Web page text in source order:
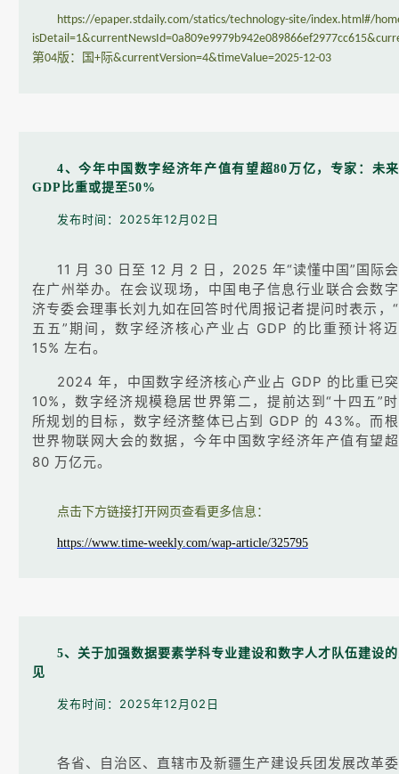
https://epaper.stdaily.com/statics/technology-site/index.html#/
第04版：国+际&currentVersion=4&timeValue=2025-12-03
4、今年中国数字经济年产值有望超80万亿，专家：未
GDP比重或提至50%
发布时间：2025年12月02日
11 月 30 日至 12 月 2 日，2025 年“读懂中国”国际
在广州举办。在会议现场，中国电子信息行业联合会数
济专委会理事长刘九如在回答时代周报记者提问时表示，
五五”期间，数字经济核心产业占 GDP 的比重预计将
15% 左右。
2024 年，中国数字经济核心产业占 GDP 的比重已
10%，数字经济规模稳居世界第二，提前达到“十四五”
所规划的目标，数字经济整体已占到 GDP 的 43%。而
世界物联网大会的数据，今年中国数字经济年产值有望
80 万亿元。
点击下方链接打开网页查看更多信息：
https://www.time-weekly.com/wap-article/325795
5、关于加强数据要素学科专业建设和数字人才队伍建设
见
发布时间：2025年12月02日
各省、自治区、直辖市及新疆生产建设兵团发展改革